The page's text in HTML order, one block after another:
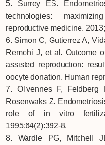
5. Surrey ES.
technologies:
reproductive medicine.
6. Simon C, Gutierrez A,
Remohi J, et al. Outcome
assisted reproduction:
oocyte donation. Human
7. Olivennes F,
Rosenwaks Z.
role of in vitro
1995;64(2):392-8.
8. Wardle PG, Mitchell